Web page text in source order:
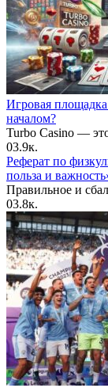
Игровая
началом?
Turbo Casino —
03.9к.
Реферат по
польза и
Правильное и
03.8к.